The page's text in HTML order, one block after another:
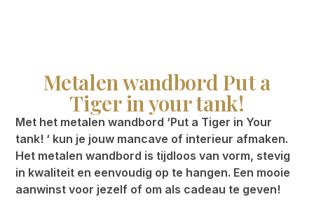
Metalen wandbord Put a
Tiger in your tank!
Met het metalen wandbord ‘Put a Tiger in Your
tank! ‘ kun je jouw mancave of interieur afmaken.
Het metalen wandbord is tijdloos van vorm, stevig
in kwaliteit en eenvoudig op te hangen. Een mooie
aanwinst voor jezelf of om als cadeau te geven!